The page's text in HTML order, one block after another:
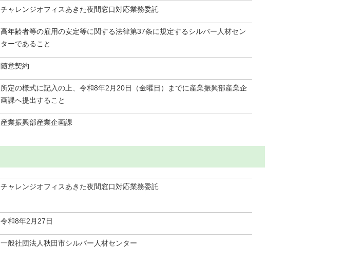
チャレンジオフィスあきた夜間窓口対応業務委託
高年齢者等の雇用の安定等に関する法律第37条に規定するシルバー人材セン
ターであること
随意契約
所定の様式に記入の上、令和8年2月20日（金曜日）までに産業振興部産業企
画課へ提出すること
産業振興部産業企画課
チャレンジオフィスあきた夜間窓口対応業務委託
令和8年2月27日
一般社団法人秋田市シルバー人材センター